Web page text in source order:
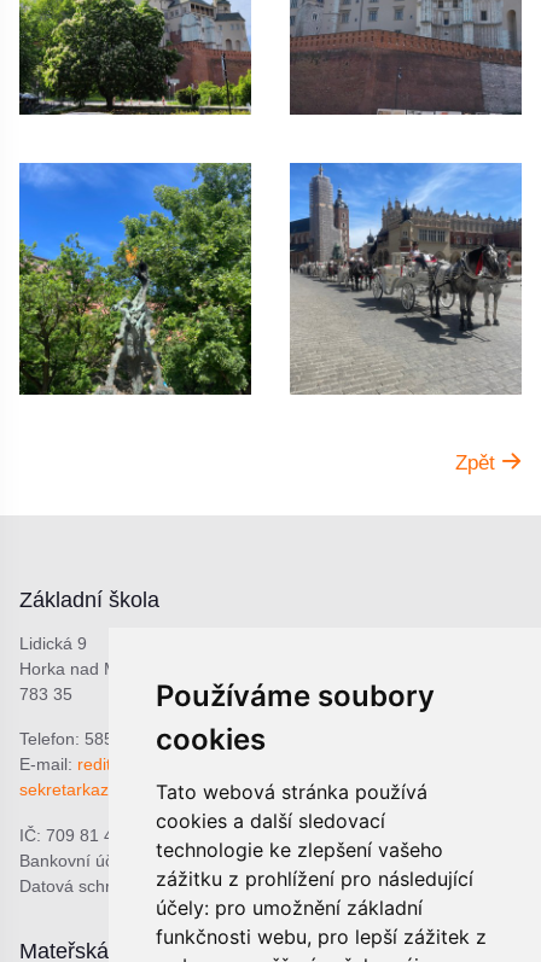
Používáme soubory
cookies
Tato webová stránka používá
cookies a další sledovací
technologie ke zlepšení vašeho
zážitku z prohlížení pro následující
účely: pro umožnění základní
funkčnosti webu, pro lepší zážitek z
Zpět
Základní škola
Lidická 9
Horka nad Moravou
783 35
Telefon: 585 378 047
E-mail: reditel@zshorka.cz
sekretarkazshorka@seznam.cz
IČ: 709 81 493
Bankovní účet: 1809609309/0800
Datová schránka: bjema48
Mateřská škola Školní jídelna